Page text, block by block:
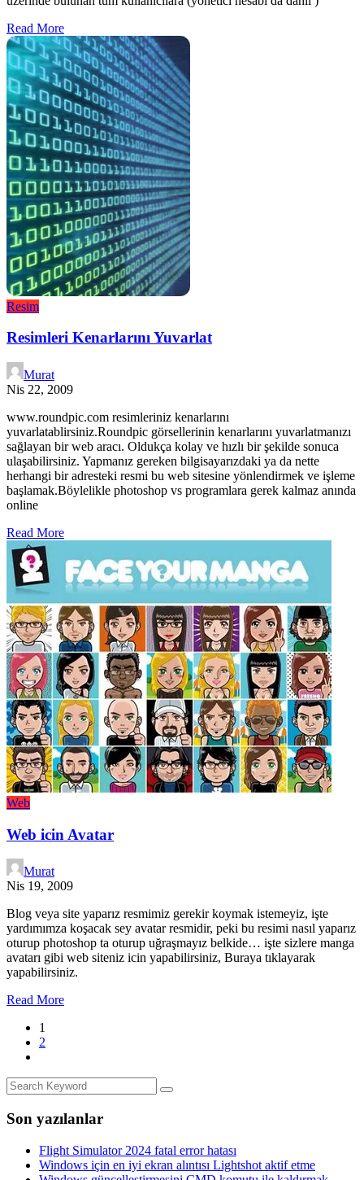
Read More
Resim
Resimleri Kenarlarını Yuvarlat
Murat
Nis 22, 2009
www.roundpic.com resimleriniz kenarlarını
yuvarlatablirsiniz.Roundpic görsellerinin kenarlarını yuvarlatmanızı
sağlayan bir web aracı. Oldukça kolay ve hızlı bir şekilde sonuca
ulaşabilirsiniz. Yapmanız gereken bilgisayarızdaki ya da nette
herhangi bir adresteki resmi bu web sitesine yönlendirmek ve işleme
başlamak.Böylelikle photoshop vs programlara gerek kalmaz anında
online
Read More
Web
Web icin Avatar
Murat
Nis 19, 2009
Blog veya site yaparız resmimiz gerekir koymak istemeyiz, işte
yardımımza koşacak sey avatar resmidir, peki bu resimi nasıl yaparız
oturup photoshop ta oturup uğraşmayız belkide… işte sizlere manga
avatarı gibi web siteniz icin yapabilirsiniz, Buraya tıklayarak
yapabilirsiniz.
Read More
1
2
Son yazılanlar
Flight Simulator 2024 fatal error hatası
Windows için en iyi ekran alıntısı Lightshot aktif etme